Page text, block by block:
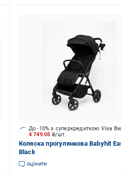
4 749.05 ₴/шт.
До -10% з суперкредиткою Visa
Коляска прогулянкова Babyhit
Black
оцінити